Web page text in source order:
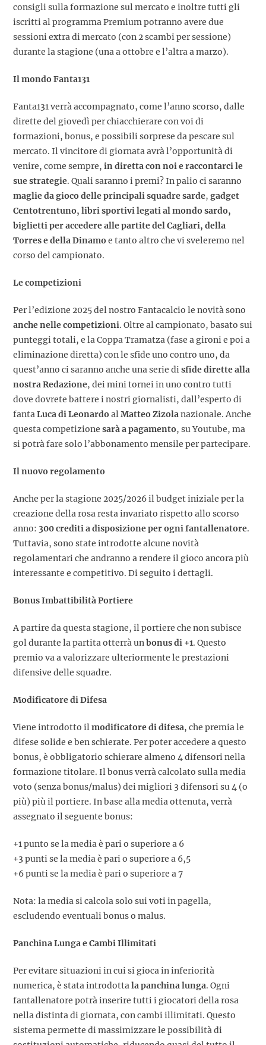
consigli sulla formazione sul mercato e inoltre tutti gli
iscritti al programma Premium potranno avere due
sessioni extra di mercato (con 2 scambi per sessione)
durante la stagione (una a ottobre e l’altra a marzo).
Il mondo Fanta131
Fanta131 verrà accompagnato, come l’anno scorso, dalle
dirette del giovedì per chiacchierare con voi di
formazioni, bonus, e possibili sorprese da pescare sul
mercato. Il vincitore di giornata avrà l’opportunità di
venire, come sempre, in diretta con noi e raccontarci le
sue strategie. Quali saranno i premi? In palio ci saranno
maglie da gioco delle principali squadre sarde, gadget
Centotrentuno, libri sportivi legati al mondo sardo,
biglietti per accedere alle partite del Cagliari, della
Torres e della Dinamo e tanto altro che vi sveleremo nel
corso del campionato.
Le competizioni
Per l’edizione 2025 del nostro Fantacalcio le novità sono
anche nelle competizioni. Oltre al campionato, basato sui
punteggi totali, e la Coppa Tramatza (fase a gironi e poi a
eliminazione diretta) con le sfide uno contro uno, da
quest’anno ci saranno anche una serie disfide dirette alla
nostra Redazione, dei mini tornei in uno contro tutti
dove dovrete battere i nostri giornalisti, dall’esperto di
fantaLuca di Leonardo alMatteo Zizolanazionale. Anche
questa competizione sarà a pagamento, su Youtube, ma
si potrà fare solo l’abbonamento mensile per partecipare.
Il nuovo regolamento
Anche per la stagione 2025/2026 il budget iniziale per la
creazione della rosa resta invariato rispetto allo scorso
anno: 300 crediti a disposizione per ogni fantallenatore.
Tuttavia, sono state introdotte alcune novità
regolamentari che andranno a rendere il gioco ancora più
interessante e competitivo. Di seguito i dettagli.
Bonus Imbattibilità Portiere
A partire da questa stagione, il portiere che non subisce
gol durante la partita otterrà unbonus di +1. Questo
premio va a valorizzare ulteriormente le prestazioni
difensive delle squadre.
Modificatore di Difesa
Viene introdotto ilmodificatore di difesa, che premia le
difese solide e ben schierate. Per poter accedere a questo
bonus, è obbligatorio schierare almeno 4 difensori nella
formazione titolare. Il bonus verrà calcolato sulla media
voto (senza bonus/malus) dei migliori 3 difensori su 4 (o
più) più il portiere. In base alla media ottenuta, verrà
assegnato il seguente bonus:
+1 punto se la media è pari o superiore a 6
+3 punti se la media è pari o superiore a 6,5
+6 punti se la media è pari o superiore a 7
Nota: la media si calcola solo sui voti in pagella,
escludendo eventuali bonus o malus.
Panchina Lunga e Cambi Illimitati
Per evitare situazioni in cui si gioca in inferiorità
numerica, è stata introdottala panchina lunga. Ogni
fantallenatore potrà inserire tutti i giocatori della rosa
nella distinta di giornata, con cambi illimitati. Questo
sistema permette di massimizzare le possibilità di